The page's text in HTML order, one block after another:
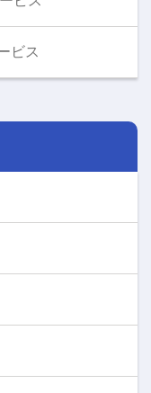
ビス